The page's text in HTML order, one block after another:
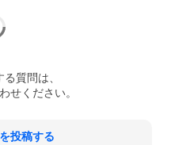
る質問は、
せください。
投稿する